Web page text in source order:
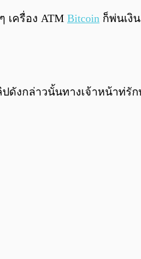
เครื่อง ATM Bitcoin ก็พ่นเงิ
งกล่าวนั้นทางเจ้าหน้าท่รั